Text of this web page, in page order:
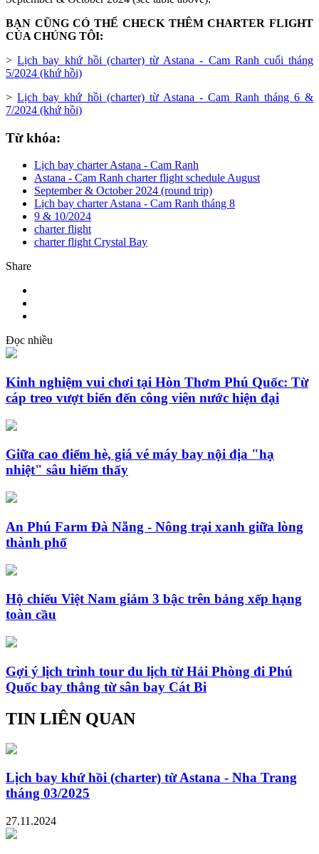
BẠN CŨNG CÓ THỂ CHECK THÊM CHARTER FLIGHT
CỦA CHÚNG TÔI:
>Lịch bay khứ hồi (charter) từ Astana - Cam Ranh cuối tháng
5/2024 (khứ hồi)
>Lịch bay khứ hồi (charter) từ Astana - Cam Ranh tháng 6 &
7/2024 (khứ hồi)
Từ khóa:
Lịch bay charter Astana - Cam Ranh
Astana - Cam Ranh charter flight schedule August
September & October 2024 (round trip)
Lịch bay charter Astana - Cam Ranh tháng 8
9 & 10/2024
charter flight
charter flight Crystal Bay
Share
Đọc nhiều
Kinh nghiệm vui chơi tại Hòn Thơm Phú Quốc: Từ
cáp treo vượt biển đến công viên nước hiện đại
Giữa cao điểm hè, giá vé máy bay nội địa "hạ
nhiệt" sâu hiếm thấy
An Phú Farm Đà Nẵng - Nông trại xanh giữa lòng
thành phố
Hộ chiếu Việt Nam giảm 3 bậc trên bảng xếp hạng
toàn cầu
Gợi ý lịch trình tour du lịch từ Hải Phòng đi Phú
Quốc bay thẳng từ sân bay Cát Bi
TIN LIÊN QUAN
Lịch bay khứ hồi (charter) từ Astana - Nha Trang
tháng 03/2025
27.11.2024